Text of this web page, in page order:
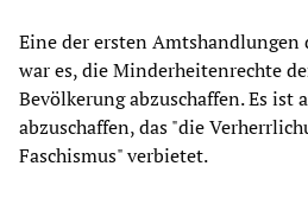
Eine der ersten Amtshandlungen
war es, die Minderheitenrechte
Bevölkerung abzuschaffen. Es ist
abzuschaffen, das "die
Faschismus" verbietet.